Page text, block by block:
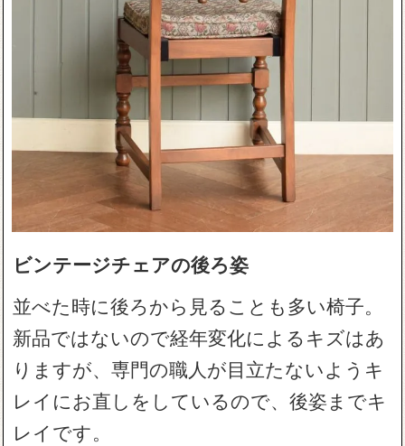
ビンテージチェアの後ろ姿
並べた時に後ろから見ることも多い椅子。
新品ではないので経年変化によるキズはあ
りますが、専門の職人が目立たないようキ
レイにお直しをしているので、後姿までキ
レイです。